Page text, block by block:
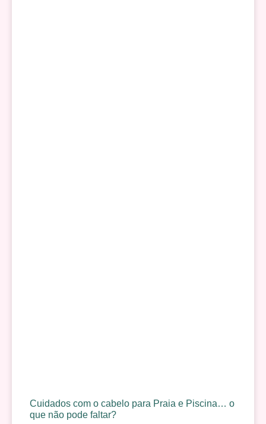
Cuidados com o cabelo para Praia e Piscina… o
que não pode faltar?